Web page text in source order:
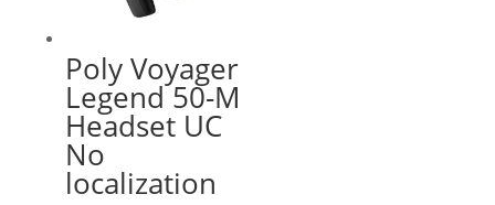
Poly Voyager
Legend 50-M
Headset UC
No
localization